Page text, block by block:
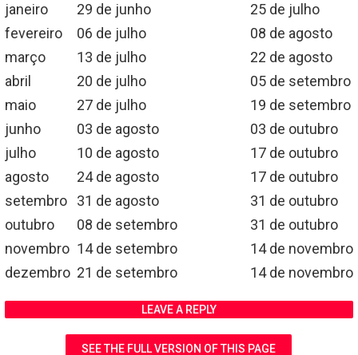
janeiro
29 de junho
25 de julho
fevereiro
06 de julho
08 de agosto
março
13 de julho
22 de agosto
abril
20 de julho
05 de setembro
maio
27 de julho
19 de setembro
junho
03 de agosto
03 de outubro
julho
10 de agosto
17 de outubro
agosto
24 de agosto
17 de outubro
setembro
31 de agosto
31 de outubro
outubro
08 de setembro
31 de outubro
novembro 14 de setembro
14 de novembro
dezembro 21 de setembro 14 de novembro
LEAVE A REPLY
SEE THE FULL VERSION OF THIS PAGE